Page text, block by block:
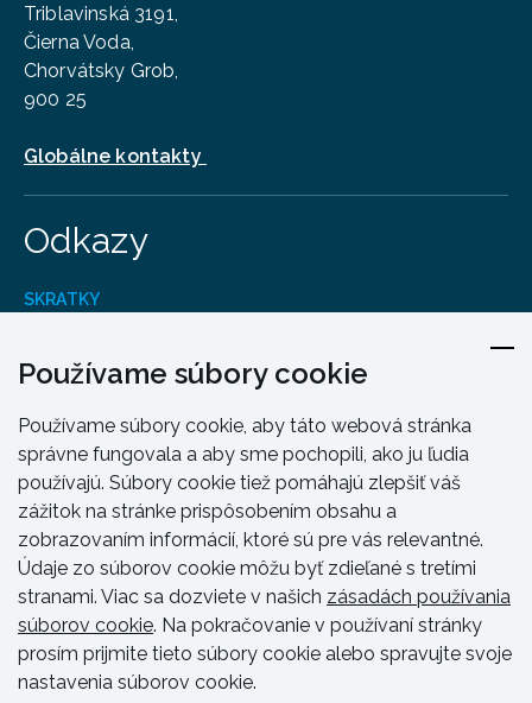
Triblavinská 3191,
Čierna Voda,
Chorvátsky Grob,
900 25
Globálne kontakty
Odkazy
SKRATKY
Kontakt
Školenie a podpora
Zdroje a návody
Používame súbory cookie
Používame súbory cookie, aby táto webová stránka
správne fungovala a aby sme pochopili, ako ju ľudia
používajú. Súbory cookie tiež pomáhajú zlepšiť váš
zážitok na stránke prispôsobením obsahu a
zobrazovaním informácií, ktoré sú pre vás relevantné.
Údaje zo súborov cookie môžu byť zdieľané s tretími
stranami. Viac sa dozviete v našich zásadách používania
súborov cookie. Na pokračovanie v používaní stránky
prosím prijmite tieto súbory cookie alebo spravujte svoje
nastavenia súborov cookie.